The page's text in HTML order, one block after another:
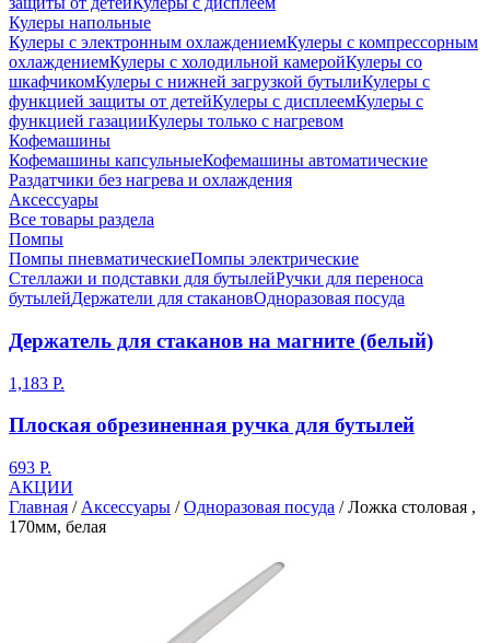
Кулеры напольные
Кулеры с электронным охлаждениемКулеры с компрессорным
охлаждениемКулеры с холодильной камеройКулеры со
шкафчикомКулеры с нижней загрузкой бутылиКулеры с
функцией защиты от детейКулеры с дисплеемКулеры с
функцией газацииКулеры только с нагревом
Кофемашины
Кофемашины капсульныеКофемашины автоматические
Раздатчики без нагрева и охлаждения
Аксессуары
Все товары раздела
Помпы
Помпы пневматическиеПомпы электрические
Стеллажи и подставки для бутылейРучки для переноса
бутылейДержатели для стакановОдноразовая посуда
Держатель для стаканов на магните (белый)
1,183 Р.
Плоская обрезиненная ручка для бутылей
693 Р.
АКЦИИ
Главная / Аксессуары /Одноразовая посуда /Ложка столовая ,
170мм, белая